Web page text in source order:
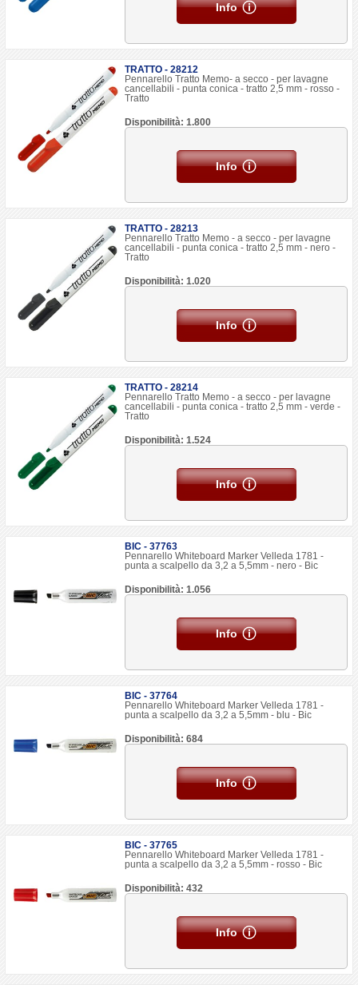
Info
TRATTO - 28212
Pennarello Tratto Memo- a secco - per lavagne
cancellabili - punta conica - tratto 2,5 mm - rosso -
Tratto
Disponibilità: 1.800
Info
TRATTO - 28213
Pennarello Tratto Memo - a secco - per lavagne
cancellabili - punta conica - tratto 2,5 mm - nero -
Tratto
Disponibilità: 1.020
Info
TRATTO - 28214
Pennarello Tratto Memo - a secco - per lavagne
cancellabili - punta conica - tratto 2,5 mm - verde -
Tratto
Disponibilità: 1.524
Info
BIC - 37763
Pennarello Whiteboard Marker Velleda 1781 -
punta a scalpello da 3,2 a 5,5mm - nero - Bic
Disponibilità: 1.056
Info
BIC - 37764
Pennarello Whiteboard Marker Velleda 1781 -
punta a scalpello da 3,2 a 5,5mm - blu - Bic
Disponibilità: 684
Info
BIC - 37765
Pennarello Whiteboard Marker Velleda 1781 -
punta a scalpello da 3,2 a 5,5mm - rosso - Bic
Disponibilità: 432
Info